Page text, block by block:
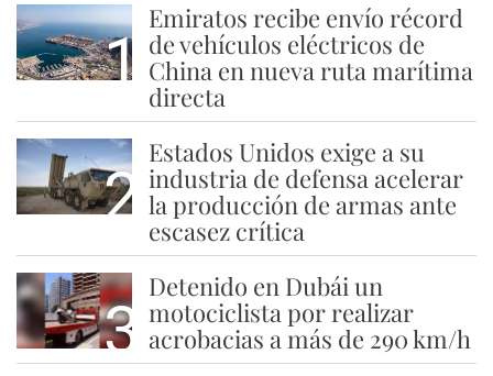
1
Emiratos recibe envío récord
de vehículos eléctricos de
China en nueva ruta marítima
directa
2
Estados Unidos exige a su
industria de defensa acelerar
la producción de armas ante
escasez crítica
3
Detenido en Dubái un
motociclista por realizar
acrobacias a más de 290 km/h